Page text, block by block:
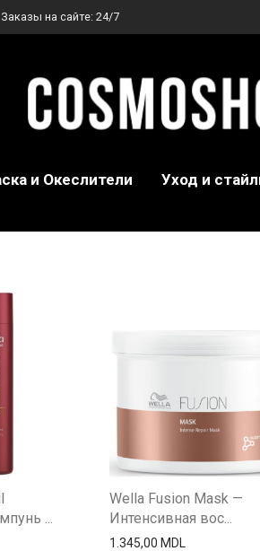
на сайте: 24/7
и Океслители Уход и
...
Wella Fusion Mask —
Интенсивная вос...
1.345,00 MDL